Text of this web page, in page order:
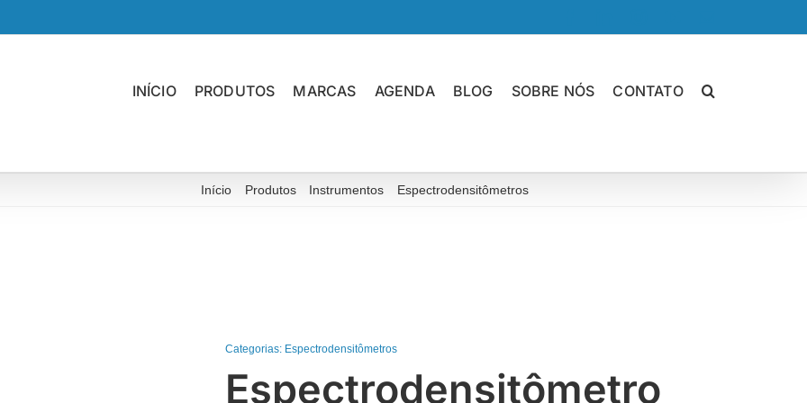
mail
INÍCIO PRODUTOS MARCAS AGENDA BLOG SOBRE NÓS CONTATO
Início Produtos Instrumentos Espectrodensitômetros
Categorias: Espectrodensitômetros
Espectrodensitômetro